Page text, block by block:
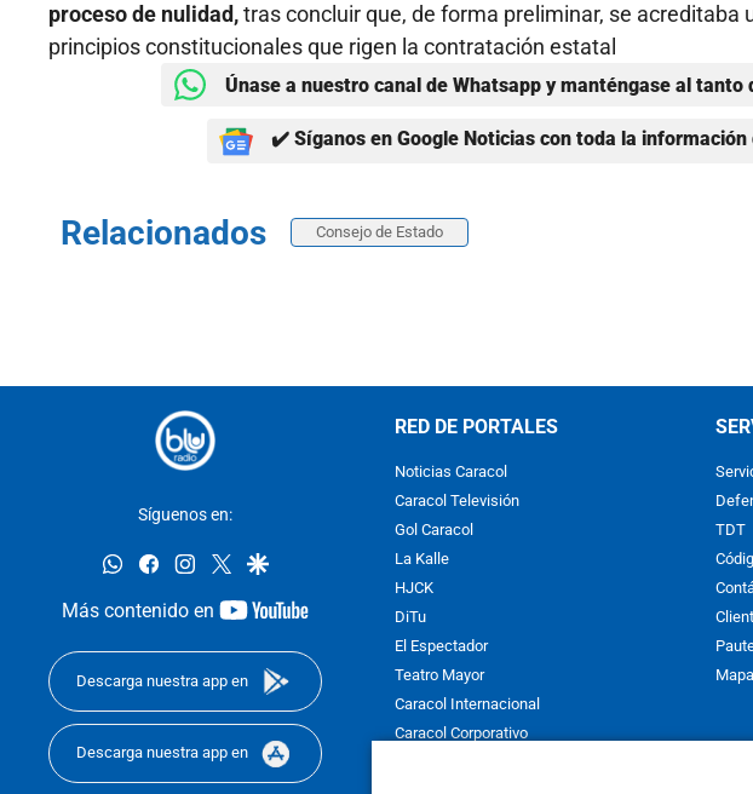
proceso de nulidad,tras concluir que, de forma preliminar, se acreditaba
principios constitucionales que rigen la contratación estatal
Únase a nuestro canal de Whatsapp y manténgase al tanto
✔️ Síganos en Google Noticias con toda la información
Relacionados Consejo de Estado
Síguenos en:
whatsappfacebookinstagram
twittergoogle
Más contenido en
youtube-
Descarga nuestra app en
Descarga nuestra app en
RED DE PORTALES
Noticias Caracol
Caracol Televisión
Gol Caracol
La Kalle
HJCK
DiTu
El Espectador
Teatro Mayor
Caracol Internacional
Caracol Corporativo
TDT